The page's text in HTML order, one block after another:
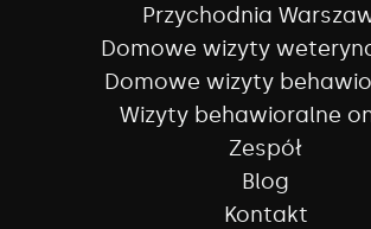
Przychodnia
Domowe wizyty
Domowe wizyty
Wizyty behawioralne
Zespół
Blog
Kontakt